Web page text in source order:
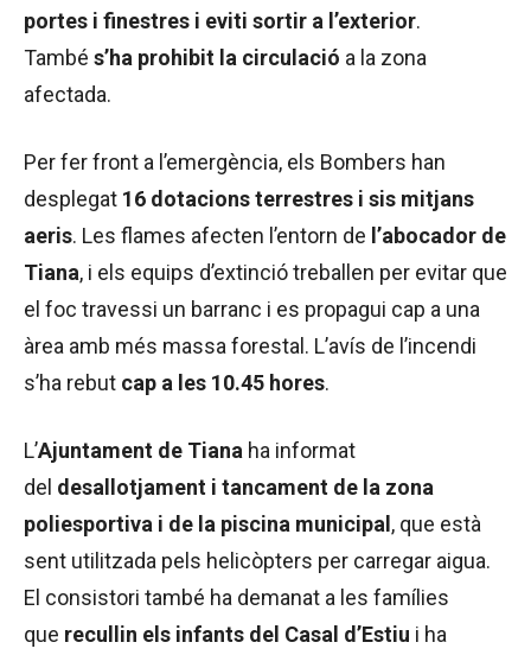
portes i finestres i eviti sortir a l’exterior.
També s’ha prohibit la circulació a la zona
afectada.
Per fer front a l’emergència, els Bombers han
desplegat 16 dotacions terrestres i sis mitjans
aeris. Les flames afecten l’entorn de l’abocador de
Tiana, i els equips d’extinció treballen per evitar que
el foc travessi un barranc i es propagui cap a una
àrea amb més massa forestal. L’avís de l’incendi
s’ha rebut cap a les 10.45 hores.
L’Ajuntament de Tiana ha informat
del desallotjament i tancament de la zona
poliesportiva i de la piscina municipal, que està
sent utilitzada pels helicòpters per carregar aigua.
El consistori també ha demanat a les famílies
que recullin els infants del Casal d’Estiu i ha